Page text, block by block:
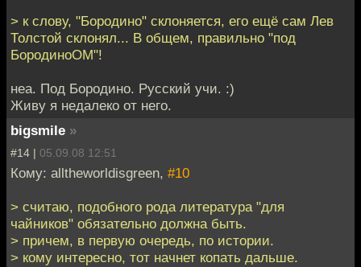
> к слову, "Бородино" склоняется, его ещё сам Лев
Толстой склонял... В общем, правильно "под
БородиноОМ"!
неа. Под Бородино. Русский учи. :)
Живу я недалеко от него.
bigsmile »
#14 | 05.09.08 12:51
Кому: alltheworldisgreen, #10
> считаю, подобного рода литература "для
чайников" обязательно должна быть.
> причем, в первую очередь, по истории.
> кому интересно, тот начнет копать дальше.